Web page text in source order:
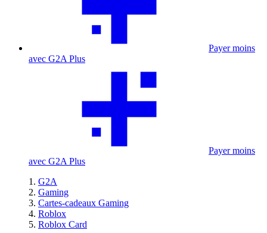
Payer moins
avec G2A Plus
Payer moins
avec G2A Plus
G2A
Gaming
Cartes-cadeaux Gaming
Roblox
Roblox Card